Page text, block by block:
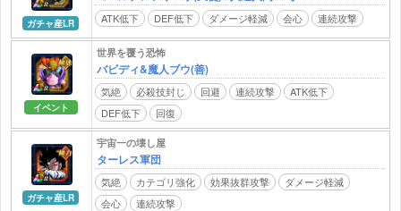
ガチャ産LR ATK低下 DEF低下 ダメージ軽減 会心 連続攻撃
イベント
世界を覆う恐怖
バビディ&魔人ブウ(善)
気絶 必殺技封じ 回避 連続攻撃
ATK低下
DEF低下
回復
ガチャ産LR
宇宙一の壊し屋
ターレス軍団
気絶 カテゴリ強化 効果抜群攻撃
ダメージ軽減
会心
連続攻撃